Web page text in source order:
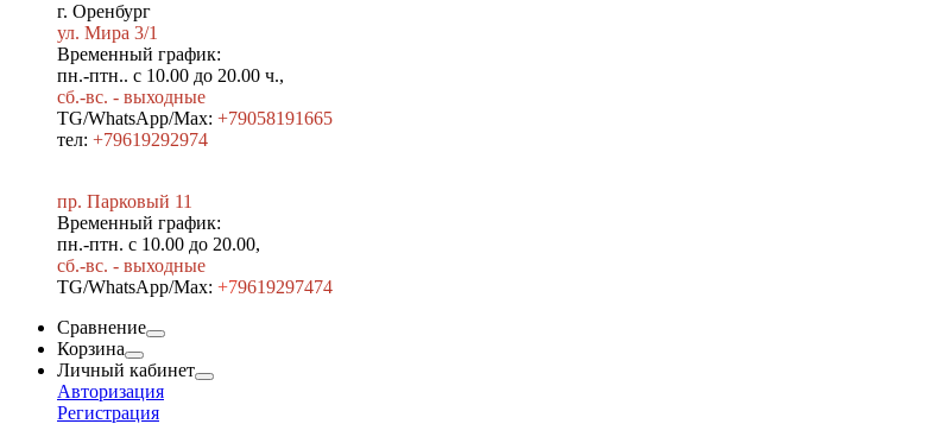
г. Оренбург
ул. Мира 3/1
Временный график:
пн.-птн.. с 10.00 до 20.00 ч.,
сб.-вс. - выходные
TG/WhatsApp/Max: +79058191665
тел: +79619292974
пр. Парковый 11
Временный график:
пн.-птн. с 10.00 до 20.00,
сб.-вс. - выходные
TG/WhatsApp/Max: +79619297474
Сравнение
Корзина
Личный кабинет
Авторизация
Регистрация